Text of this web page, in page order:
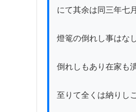
にて其余は同三年七
燈篭の倒れし事はな
倒れしもあり在家も
至りて全くは納りし